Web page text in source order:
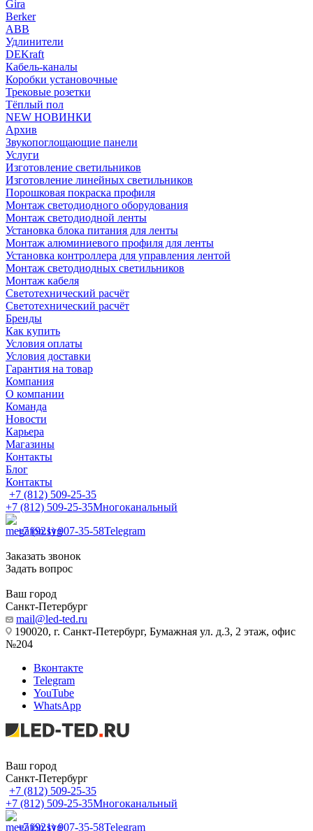
Gira
Berker
ABB
Удлинители
DEKraft
Кабель-каналы
Коробки установочные
Трековые розетки
Тёплый пол
NEW НОВИНКИ
Архив
Звукопоглощающие панели
Услуги
Изготовление светильников
Изготовление линейных светильников
Порошковая покраска профиля
Монтаж светодиодного оборудования
Монтаж светодиодной ленты
Установка блока питания для ленты
Монтаж алюминиевого профиля для ленты
Установка контроллера для управления лентой
Монтаж светодиодных светильников
Монтаж кабеля
Светотехнический расчёт
Светотехнический расчёт
Бренды
Как купить
Условия оплаты
Условия доставки
Гарантия на товар
Компания
О компании
Команда
Новости
Карьера
Магазины
Контакты
Блог
Контакты
+7 (812) 509-25-35
+7 (812) 509-25-35Многоканальный
+7 (921) 907-35-58Telegram
Заказать звонок
Задать вопрос
Ваш город
Санкт-Петербург
mail@led-ted.ru
190020, г. Санкт-Петербург, Бумажная ул. д.3, 2 этаж, офис
№204
Вконтакте
Telegram
YouTube
WhatsApp
Ваш город
Санкт-Петербург
+7 (812) 509-25-35
+7 (812) 509-25-35Многоканальный
+7 (921) 907-35-58Telegram